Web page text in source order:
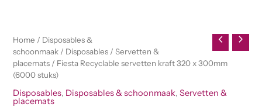
Home / Disposables &
schoonmaak / Disposables /Servetten &
placemats / Fiesta Recyclable servetten kraft 320 x 300mm
(6000 stuks)
Disposables, Disposables & schoonmaak,Servetten &
placemats
aantal